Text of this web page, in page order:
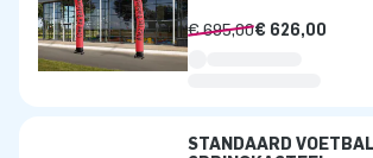
€ 695,00€ 626,00
STANDAARD